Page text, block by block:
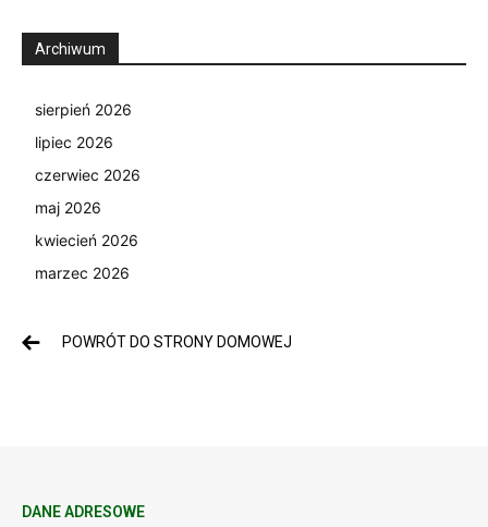
Archiwum
sierpień 2026
lipiec 2026
czerwiec 2026
maj 2026
kwiecień 2026
marzec 2026
POWRÓT DO STRONY DOMOWEJ
DANE ADRESOWE